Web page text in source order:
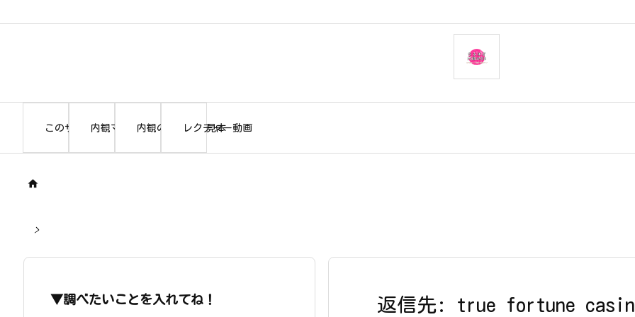
このサイトについて内観マニュアル本編内観の書き出し見本
レクチャー動画

>
返信先: true fortune
▼調べたいことを入れてね！